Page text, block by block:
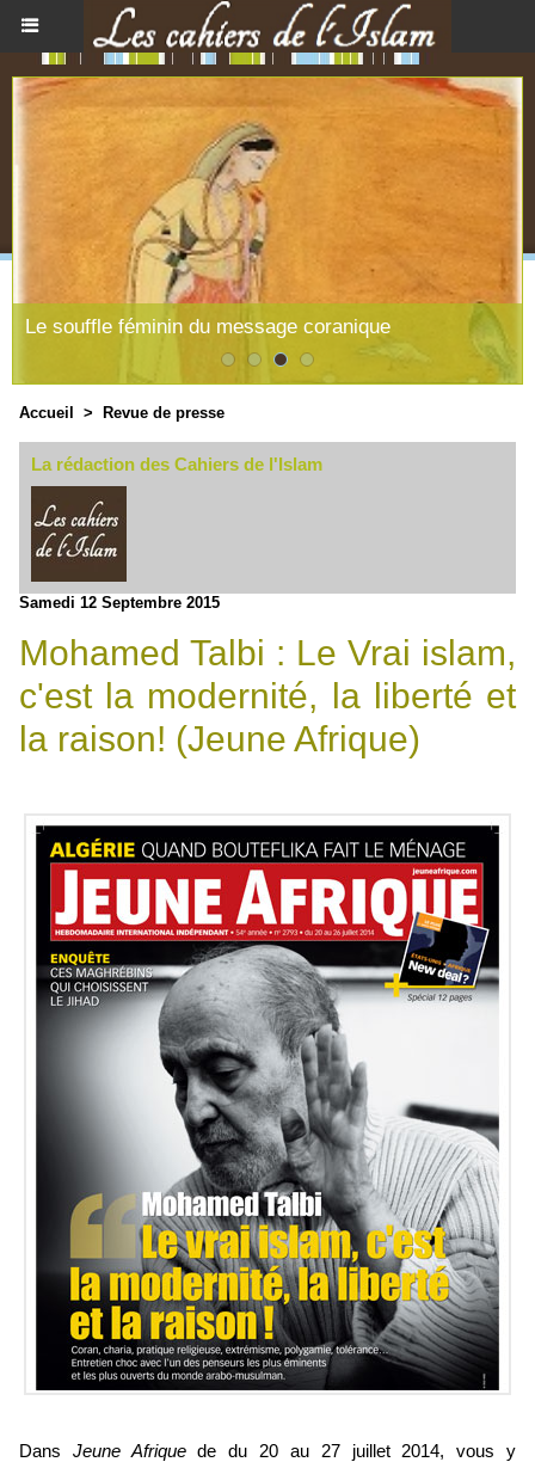
Le souffle féminin du message coranique
Accueil > Revue de presse
La rédaction des Cahiers de l'Islam
Samedi 12 Septembre 2015
Mohamed Talbi : Le Vrai islam,
c'est la modernité, la liberté et
la raison! (Jeune Afrique)
Dans Jeune Afriquede du 20 au 27 juillet 2014, vous y